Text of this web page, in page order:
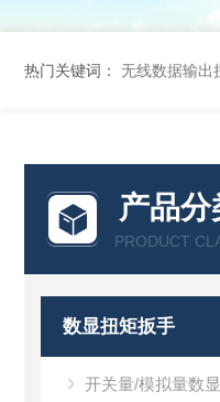
热门关键词： 无线数据输出
产品分
PRODUCT
数显扭矩扳手
开关量/模拟量数